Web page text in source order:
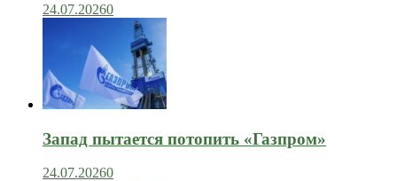
24.07.20260
Запад пытается потопить «Газпром»
24.07.20260